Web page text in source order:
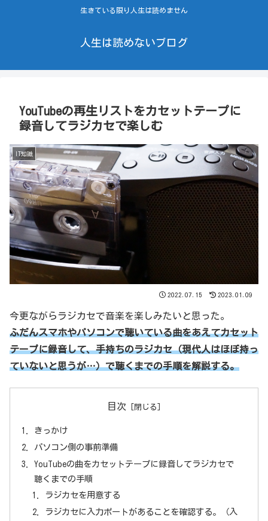
生きている限り人生は読めません
人生は読めないブログ
YouTubeの再生リストをカセットテープに
録音してラジカセで楽しむ
IT知識
2022.07.15 2023.01.09
今更ながらラジカセで音楽を楽しみたいと思った。
ふだんスマホやパソコンで聴いている曲をあえてカセット
テープに録音して、手持ちのラジカセ（現代人はほぼ持っ
ていないと思うが…）で聴くまでの手順を解説する。
目次
きっかけ
パソコン側の事前準備
YouTubeの曲をカセットテープに録音してラジカセで
聴くまでの手順
ラジカセを用意する
ラジカセに入力ポートがあることを確認する。（入